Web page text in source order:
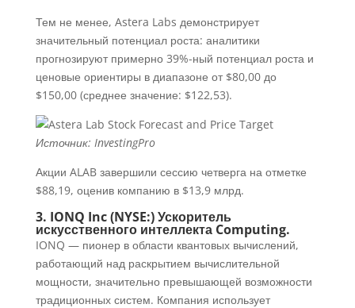
Тем не менее, Astera Labs демонстрирует
значительный потенциал роста: аналитики
прогнозируют примерно 39%-ный потенциал роста и
ценовые ориентиры в диапазоне от $80,00 до
$150,00 (среднее значение: $122,53).
Источник: InvestingPro
Акции ALAB завершили сессию четверга на отметке
$88,19, оценив компанию в $13,9 млрд.
3. IONQ Inc (NYSE:) Ускоритель
искусственного интеллекта Computing.
IONQ — пионер в области квантовых вычислений,
работающий над раскрытием вычислительной
мощности, значительно превышающей возможности
традиционных систем. Компания использует